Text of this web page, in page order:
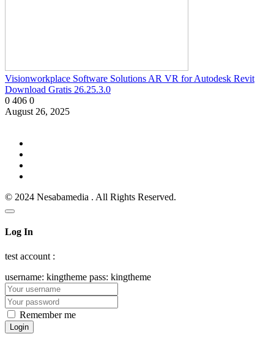
Visionworkplace Software Solutions AR VR for Autodesk Revit
Download Gratis 26.25.3.0
0 406 0
August 26, 2025
© 2024 Nesabamedia . All Rights Reserved.
Log In
test account :
username: kingtheme pass: kingtheme
Remember me